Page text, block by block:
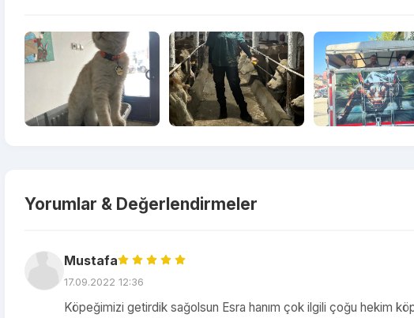
Yorumlar & Değerlendirmeler
Mustafa
17.09.2022 12:36
Köpeğimizi getirdik sağolsun Esra hanım çok ilgili çoğu hekim